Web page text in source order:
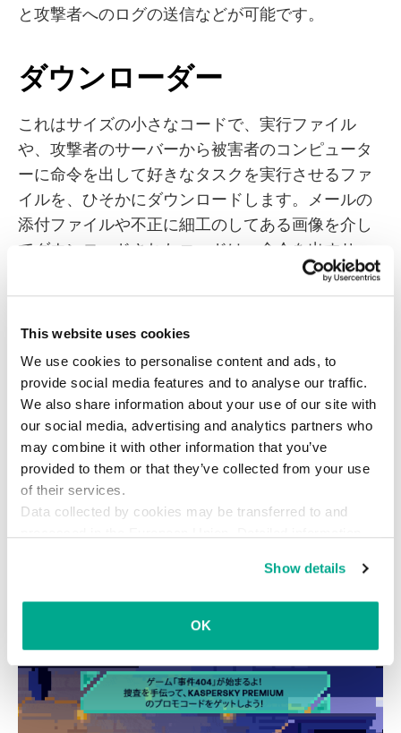
This website uses cookies
We use cookies to personalise content and ads, to
provide social media features and to analyse our traffic.
We also share information about your use of our site with
our social media, advertising and analytics partners who
may combine it with other information that you’ve
provided to them or that they’ve collected from your use
of their services.
Data collected by cookies may be transferred to and
Show details
OK
と攻撃者へのログの送信などが可能です。
ダウンローダー
これはサイズの小さなコードで、実行ファイル
や、攻撃者のサーバーから被害者のコンピュータ
ーに命令を出して好きなタスクを実行させるファ
イルを、ひそかにダウンロードします。メールの
添付ファイルや不正に細工のしてある画像を介し
てダウンロードされたコードは、命令を出すサー
バーと通信し、さらに別のマルウェアを被害者の
システムへダウンロードします。
現存するマルウェアについて知っておくことは、
自分の使っているシステムを安全に保つうえでと
ても大切な基本です。もちろん、信頼のおけるア
ンチウイルスソフトウェアを使って
、攻撃の可能
性に備えることもお忘れなく。